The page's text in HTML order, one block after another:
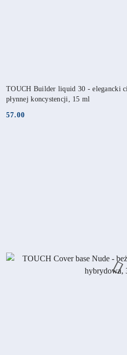
TOUCH Builder liquid 30 - elegancki
płynnej koncystencji, 15 ml
Cena:
57.00